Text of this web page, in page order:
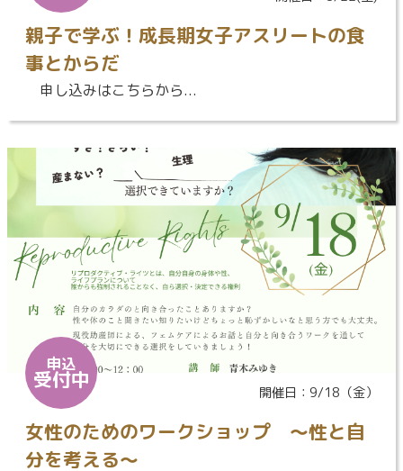
親子で学ぶ！成長期女子アスリートの食
事とからだ
申し込みはこちらから...
申込
受付中 開催日：9/18（金）
女性のためのワークショップ ～性と自
分を考える～